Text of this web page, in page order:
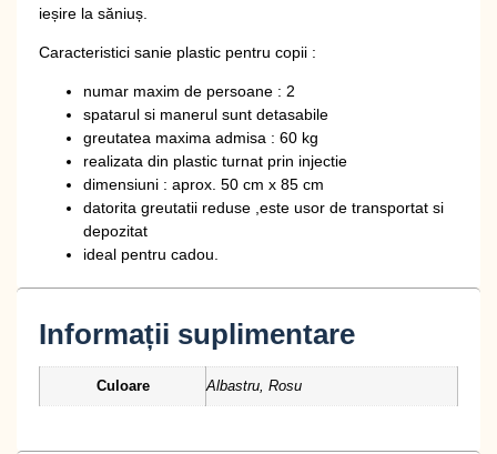
ieșire la săniuș.
Caracteristici sanie plastic pentru copii :
numar maxim de persoane : 2
spatarul si manerul sunt detasabile
greutatea maxima admisa : 60 kg
realizata din plastic turnat prin injectie
dimensiuni : aprox. 50 cm x 85 cm
datorita greutatii reduse ,este usor de transportat si
depozitat
ideal pentru cadou.
Informații suplimentare
Culoare Albastru, Rosu